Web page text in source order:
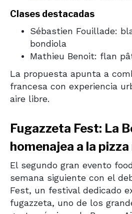
Clases destacadas
Sébastien Fouillade:
bondiola
Mathieu Benoit: flan
La propuesta apunta a
francesa con experiencia
aire libre.
Fugazzeta Fest: La
homenajea a la
El segundo gran evento
semana siguiente con el
Fest, un festival dedicado
fugazzeta, uno de los